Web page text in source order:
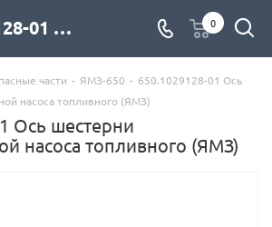
650.1029128-01 Ось шестерни промежуточной насоса топливного (ЯМЗ) для дизельных двигателей купить со склада с доставкой по цене официального дилера - компания Дизель Экспорт 0
части - ЯМЗ-650 - 650.1029128-01 Ось
насоса топливного (ЯМЗ)
Ось шестерни
насоса топливного (ЯМЗ)